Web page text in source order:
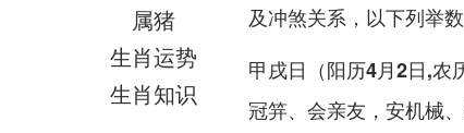
属猪
生肖运势
生肖知识
及冲煞关系，以下列举
甲戌日（阳历4月2日,农
冠笄、会亲友，安机械